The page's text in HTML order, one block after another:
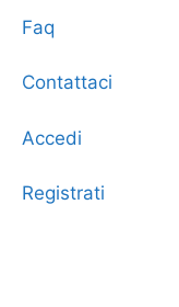
Faq
Contattaci
Accedi
Registrati